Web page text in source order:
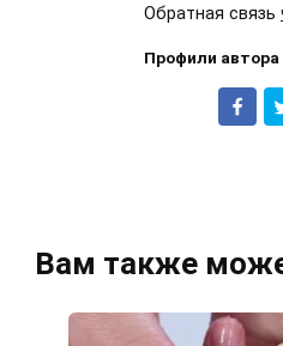
Обратная связь
Профили автора
Вам также